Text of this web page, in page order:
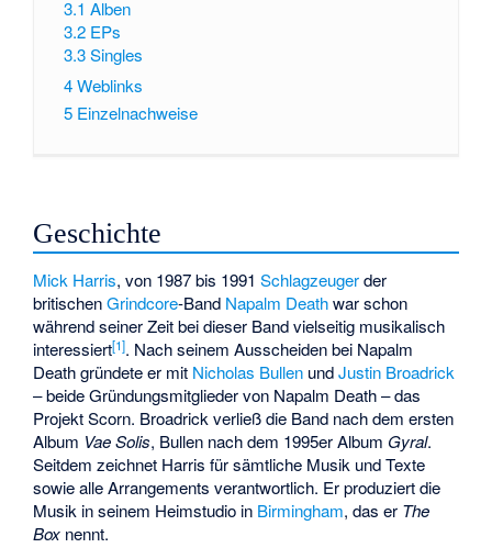
3.1 Alben
3.2 EPs
3.3Singles
4Weblinks
5 Einzelnachweise
Geschichte
Mick Harris, von 1987 bis 1991Schlagzeugerder
britischenGrindcore-Band Napalm Deathwar schon
während seiner Zeit bei dieser Band vielseitig musikalisch
interessiert[1]. Nach seinem Ausscheiden bei Napalm
Death gründete er mit Nicholas Bullen undJustin Broadrick
– beide Gründungsmitglieder von Napalm Death – das
Projekt Scorn. Broadrick verließ die Band nach dem ersten
Album Vae Solis, Bullen nach dem 1995er Album Gyral.
Seitdem zeichnet Harris für sämtliche Musik und Texte
sowie alle Arrangements verantwortlich. Er produziert die
Musik in seinem Heimstudio in Birmingham, das er The
Box nennt.